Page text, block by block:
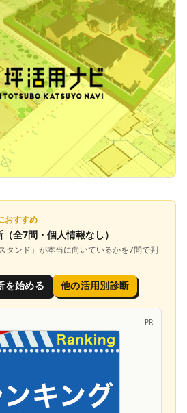
おすすめ
（全7問・個人情報なし）
タンド 」が本当に向いているかを7問で判
を始める 他の活用別診断
PR